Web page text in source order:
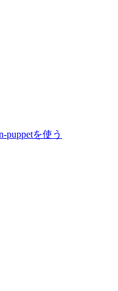
puppetを使う